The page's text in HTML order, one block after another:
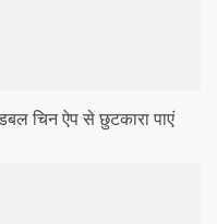
चिन ऐप से छुटकारा पाएं